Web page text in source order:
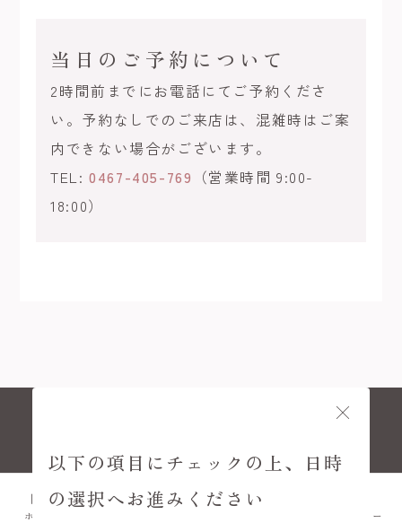
ホーム メニュー
当日のご予約について
2時間前までにお電話にてご予約くださ
い。予約なしでのご来店は、混雑時はご案
内できない場合がございます。
TEL:0467-405-769 （営業時間 9:00-
18:00）
以下の項目にチェックの上、日時
の選択へお進みください